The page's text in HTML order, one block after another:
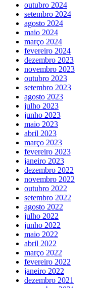
outubro 2024
setembro 2024
agosto 2024
maio 2024
março 2024
fevereiro 2024
dezembro 2023
novembro 2023
outubro 2023
setembro 2023
agosto 2023
julho 2023
junho 2023
maio 2023
abril 2023
março 2023
fevereiro 2023
janeiro 2023
dezembro 2022
novembro 2022
outubro 2022
setembro 2022
agosto 2022
julho 2022
junho 2022
maio 2022
abril 2022
março 2022
fevereiro 2022
janeiro 2022
dezembro 2021